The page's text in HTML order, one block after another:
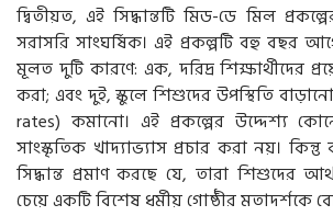
দ্বিতীয়ত, এই সিদ্ধান্তটি মিড-ডে মিল
সরাসরি সাংঘর্ষিক। এই প্রকল্পটি বহু বছর
মূলত দুটি কারণে: এক, দরিদ্র শিক্ষার্থীদের
করা; এবং দুই, স্কুলে শিশুদের উপস্থিতি
rates) কমানো। এই প্রকল্পের উদ্দেশ্য
সাংস্কৃতিক খাদ্যাভ্যাস প্রচার করা নয়।
সিদ্ধান্ত প্রমাণ করছে যে, তারা শিশুদের
চেয়ে একটি বিশেষ ধর্মীয় গোষ্ঠীর মতাদর্শকে